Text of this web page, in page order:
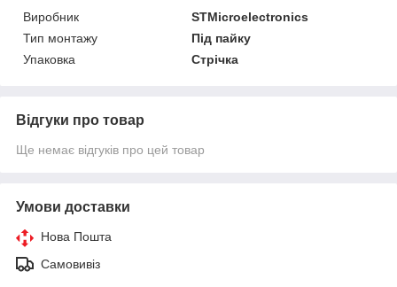
Виробник
STMicroelectronics
Тип монтажу
Під пайку
Упаковка
Стрічка
Відгуки про товар
Ще немає відгуків про цей товар
Умови доставки
Нова Пошта
Самовивіз